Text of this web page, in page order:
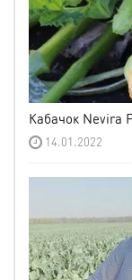
Кабачок Nevira
14.01.2022